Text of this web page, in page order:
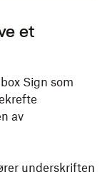
et
Sign som
av
underskriften